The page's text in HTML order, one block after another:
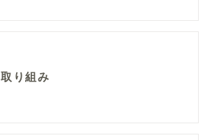
取り組み